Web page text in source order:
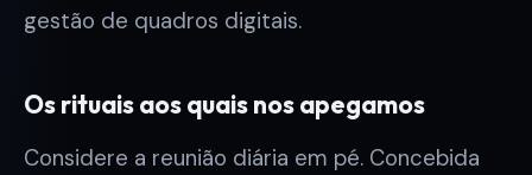
gestão de quadros digitais.
Os rituais aos quais nos apegamos
Considere a reunião diária em pé. Concebida